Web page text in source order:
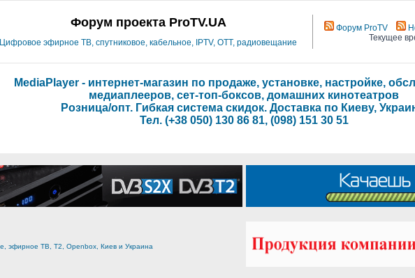
Форум проекта ProTV.UA
Цифровое эфирное ТВ, спутниковое, кабельное, IPTV, OTT, радиовещание
Форум ProTV
Текущее
MediaPlayer - интернет-магазин по продаже, установке, настройке,
медиаплееров, сет-топ-боксов, домашних кинотеатров
Розница/опт. Гибкая система скидок. Доставка по Киеву,
Тел. (+38 050) 130 86 81, (098) 151 30 51